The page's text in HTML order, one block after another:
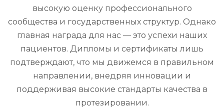
высокую оценку профессионального
сообщества и государственных структур. Однако
главная награда для нас — это успехи наших
пациентов. Дипломы и сертификаты лишь
подтверждают, что мы движемся в правильном
направлении, внедряя инновации и
поддерживая высокие стандарты качества в
протезировании.